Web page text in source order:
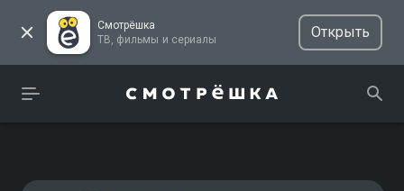
Смотрёшка
ТВ, фильмы и сериалы
Открыть